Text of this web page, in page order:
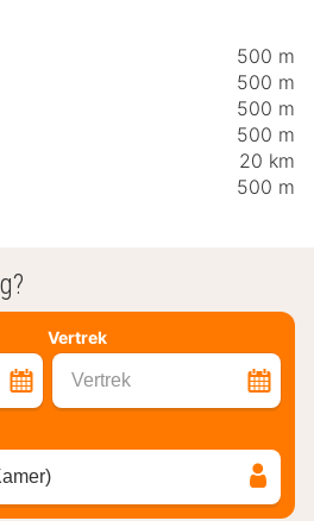
500 m
500 m
500 m
500 m
20 km
500 m
Vertrek
Vertrek